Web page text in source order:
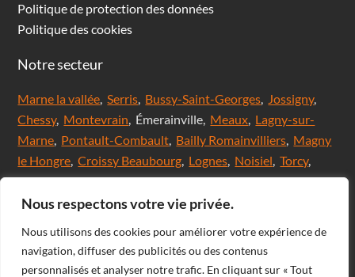
Nous respectons votre vie privée.
Nous utilisons des cookies pour améliorer votre expérience de
navigation, diffuser des publicités ou des contenus
personnalisés et analyser notre trafic. En cliquant sur « Tout
Politique de protection des données
Politique des cookies
Notre secteur
Marne la vallée,Serris, Bussy-Saint-Georges, Jossigny,
Chessy, Montevrain, Émerainville, Meaux, Lagny-sur-
Marne, Pontault-Combault, Bailly Romainvilliers, Magny
le Hongre,Croissy Beaubourg, Lognes, Noisiel,Torcy,
Chanteloup en brie,Saint Thibault des Vignes,Val
d'Europe,Coupvray , Chalifert, Esbly, Thorigny,
Comte, Meaux, Mareuil les Meaux, Nanteuil les Meaux,